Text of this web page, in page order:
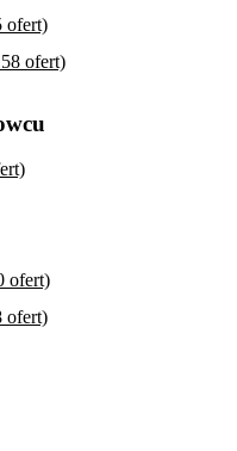
ofert)
ofert)
ofert)
ofert)